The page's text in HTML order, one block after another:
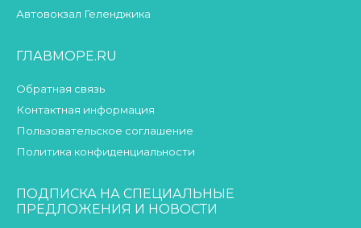
Автовокзал Геленджика
ГЛАВМОРЕ.RU
Обратная связь
Контактная информация
Пользовательское соглашение
Политика конфиденциальности
ПОДПИСКА НА СПЕЦИАЛЬНЫЕ
ПРЕДЛОЖЕНИЯ И НОВОСТИ